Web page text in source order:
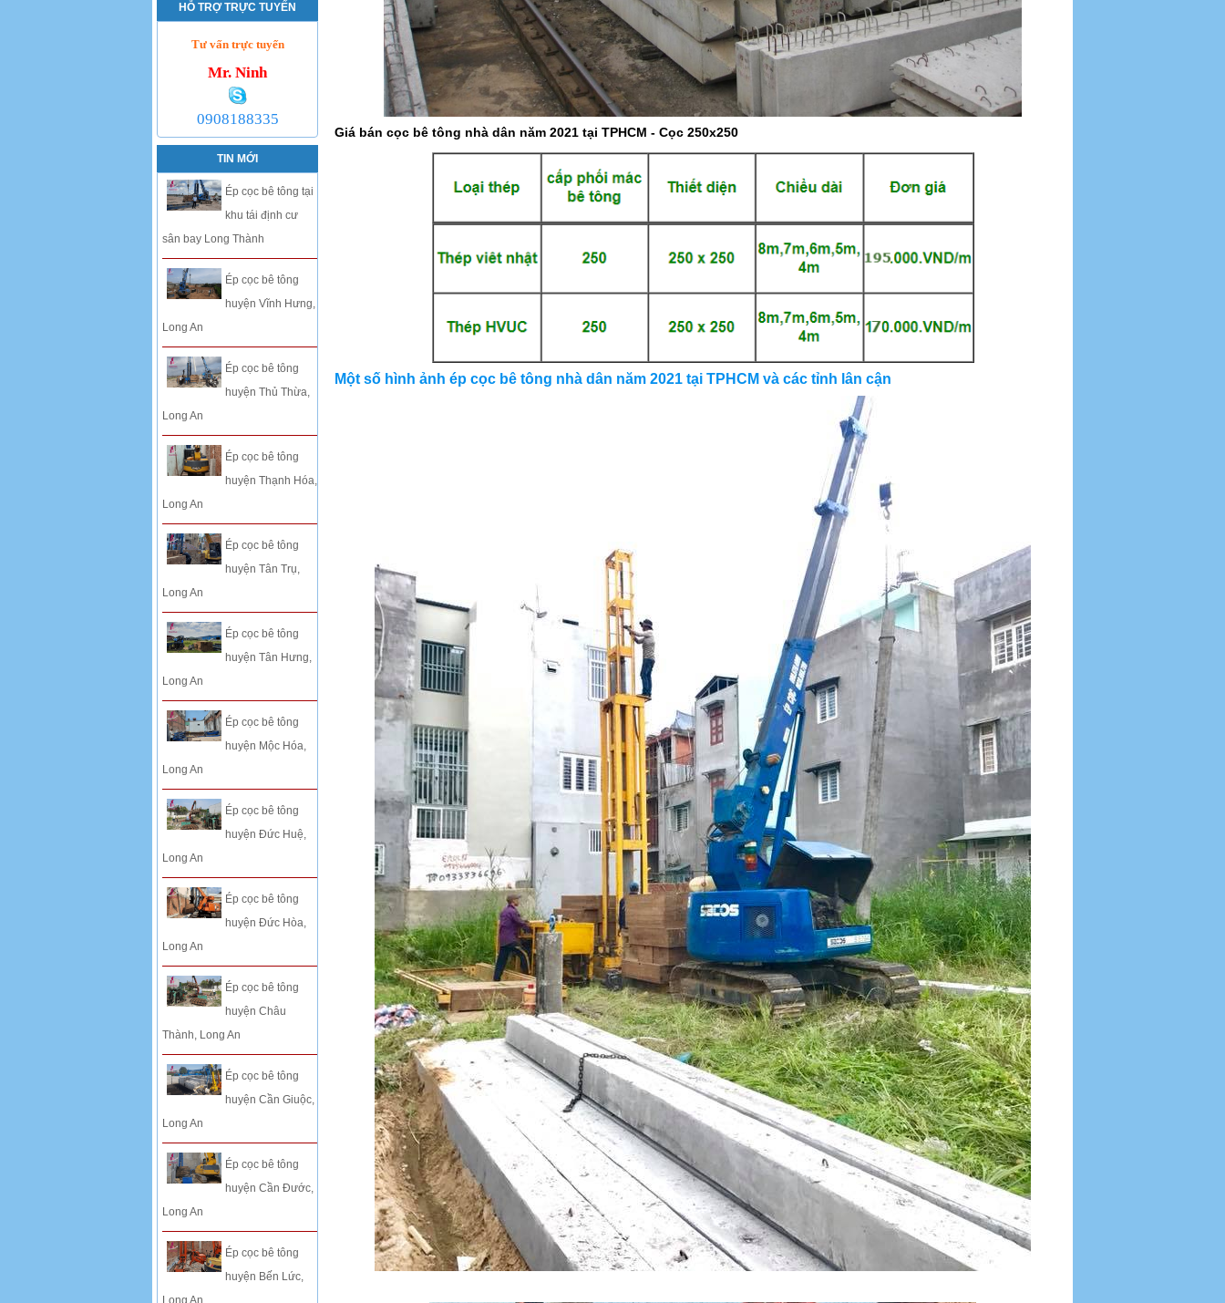
HỖ TRỢ TRỰC TUYẾN
Tư vấn trực tuyến
Mr. Ninh
0908188335
TIN MỚI
Ép cọc bê tông tại
khu tái định cư
sân bay Long Thành
Ép cọc bê tông
huyện Vĩnh Hưng,
Long An
Ép cọc bê tông
huyện Thủ Thừa,
Long An
Ép cọc bê tông
huyện Thạnh Hóa,
Long An
Ép cọc bê tông
huyện Tân Trụ,
Long An
Ép cọc bê tông
huyện Tân Hưng,
Long An
Ép cọc bê tông
huyện Mộc Hóa,
Long An
Ép cọc bê tông
huyện Đức Huệ,
Long An
Ép cọc bê tông
huyện Đức Hòa,
Long An
Ép cọc bê tông
huyện Châu
Thành, Long An
Ép cọc bê tông
huyện Cần Giuộc,
Long An
Ép cọc bê tông
huyện Cần Đước,
Long An
Ép cọc bê tông
huyện Bến Lức,
Long An
Giá bán cọc bê tông nhà dân năm 2021 tại TPHCM - Cọc 250x250
Một số hình ảnh ép cọc bê tông nhà dân năm 2021 tại TPHCM và các tỉnh lân cận